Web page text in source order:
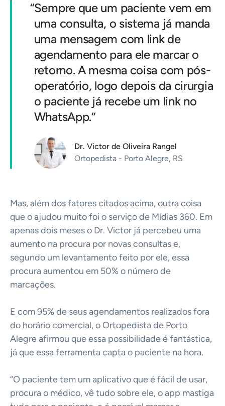
“Sempre que um paciente vem em
uma consulta, o sistema já manda
uma mensagem com link de
agendamento para ele marcar o
retorno. A mesma coisa com pós-
operatório, logo depois da cirurgia
o paciente já recebe um link no
WhatsApp.”
Dr. Victor de Oliveira Rangel
Ortopedista - Porto Alegre, RS
Mas, além dos fatores citados acima, outra coisa
que o ajudou muito foi o serviço de Mídias 360. Em
apenas dois meses o Dr. Victor já percebeu uma
aumento na procura por novas consultas e,
segundo um levantamento feito por ele, essa
procura aumentou em 50% o número de
marcações.
E com 95% de seus agendamentos realizados fora
do horário comercial, o Ortopedista de Porto
Alegre afirmou que essa possibilidade é fantástica,
já que essa ferramenta capta o paciente na hora.
“O paciente tem um aplicativo que é fácil de usar,
procura o médico, vê tudo sobre ele, o app mastiga